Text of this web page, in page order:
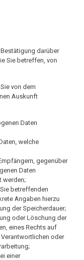
darüber
Sie betreffen, von
von dem
Auskunft
Daten
welche
gegenüber
Daten
werden;
betreffenden
Angaben hierzu
der Speicherdauer;
oder Löschung der
eines Rechts auf
oder
einer